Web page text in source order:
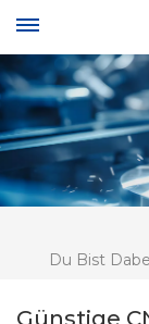
Du Bist
Günstige